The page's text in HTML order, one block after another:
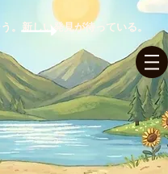
ログイン
。新しい発見が待っている。